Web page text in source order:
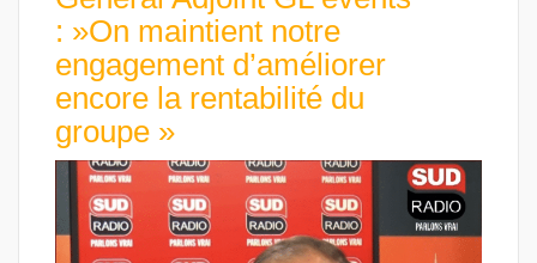
: »On maintient notre
engagement d’améliorer
encore la rentabilité du
groupe »